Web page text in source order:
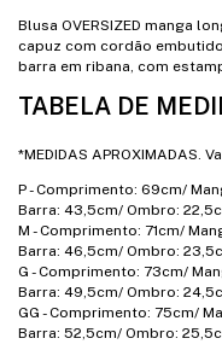
Blusa OVERSIZED manga
capuz com cordão
barra em ribana, com
TABELA DE
*MEDIDAS APROXIMADAS.
P - Comprimento: 69cm/
Barra: 43,5cm/ Ombro:
M - Comprimento: 71cm/
Barra: 46,5cm/ Ombro:
G - Comprimento: 73cm/
Barra: 49,5cm/ Ombro:
GG - Comprimento: 75cm/
Barra: 52,5cm/ Ombro: